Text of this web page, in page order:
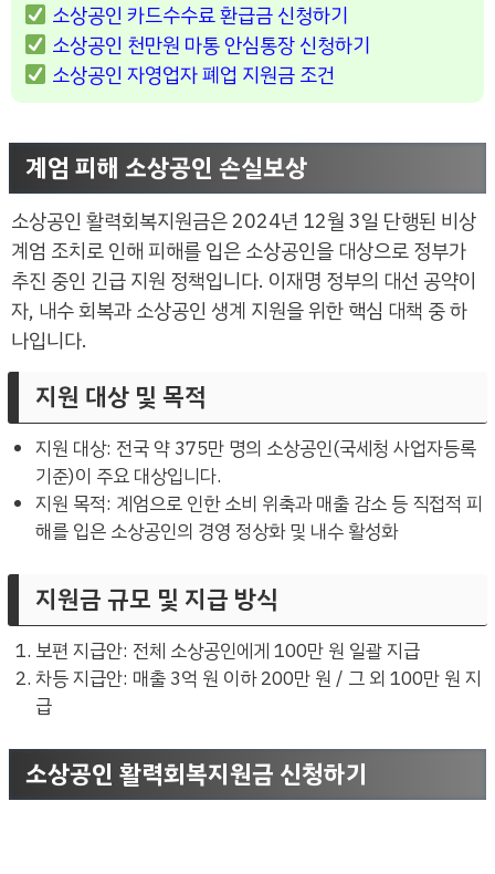
소상공인 카드수수료 환급금 신청하기
소상공인 천만원 마통 안심통장 신청하기
소상공인 자영업자 폐업 지원금 조건
계엄 피해 소상공인 손실보상
소상공인 활력회복지원금은 2024년 12월 3일 단행된 비상
계엄 조치로 인해 피해를 입은 소상공인을 대상으로 정부가
추진 중인 긴급 지원 정책입니다. 이재명 정부의 대선 공약이
자, 내수 회복과 소상공인 생계 지원을 위한 핵심 대책 중 하
나입니다.
지원 대상 및 목적
지원 대상: 전국 약 375만 명의 소상공인(국세청 사업자등록
기준)이 주요 대상입니다.
지원 목적: 계엄으로 인한 소비 위축과 매출 감소 등 직접적 피
해를 입은 소상공인의 경영 정상화 및 내수 활성화
지원금 규모 및 지급 방식
보편 지급안: 전체 소상공인에게 100만 원 일괄 지급
차등 지급안: 매출 3억 원 이하 200만 원 / 그 외 100만 원 지
급
소상공인 활력회복지원금 신청하기